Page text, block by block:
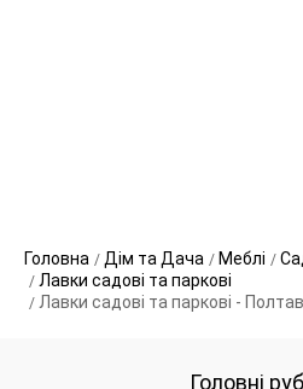
Головна Дім та Дача Меблі
Лавки садові та паркові
Лавки садові та паркові -
Головні